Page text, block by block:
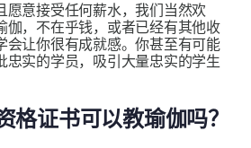
愿意接受任何薪水，我们当然欢
伽，不在乎钱，或者已经有其他收
会让你很有成就感。你甚至有可能
忠实的学员，吸引大量忠实的学生
格证书可以教瑜伽吗？